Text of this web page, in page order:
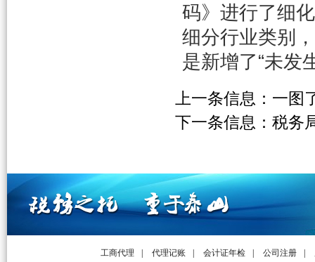
码》进行了细
细分行业类别
是新增了“未发
上一条信息： 一图
下一条信息： 税务
工商代理 代理记账 会计证年检 公司注册